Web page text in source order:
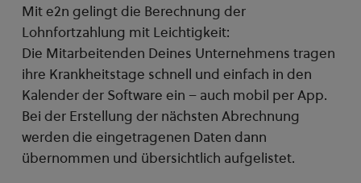
Mit e2n gelingt die Berechnung der
Lohnfortzahlung mit Leichtigkeit:
Die Mitarbeitenden Deines Unternehmens tragen
ihre Krankheitstage schnell und einfach in den
Kalender der Software ein – auch mobil per App.
Bei der Erstellung der nächsten Abrechnung
werden die eingetragenen Daten dann
übernommen und übersichtlich aufgelistet.